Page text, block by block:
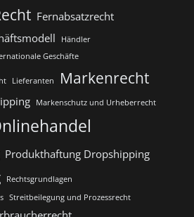
Fernabsatzrecht
Händler
Geschäfte
Lieferanten Markenrecht
Markenschutz und Urheberrecht
Produkthaftung Dropshipping
Rechtsgrundlagen
Streitbeilegung und Prozessrecht​